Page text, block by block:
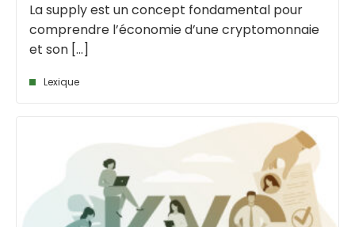
La supply est un concept fondamental pour
comprendre l’économie d’une cryptomonnaie
et son [...]
Lexique